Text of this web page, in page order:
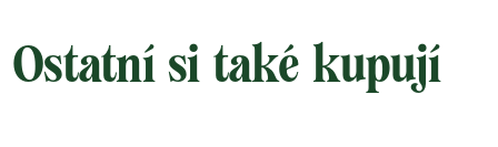
Ostatní si také kupují